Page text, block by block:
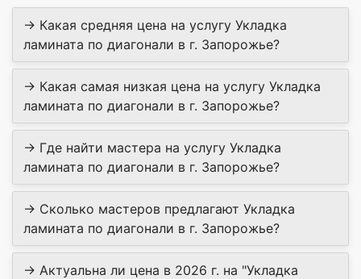
→ Какая средняя цена на услугу Укладка
ламината по диагонали в г. Запорожье?
→ Какая самая низкая цена на услугу Укладка
ламината по диагонали в г. Запорожье?
→ Где найти мастера на услугу Укладка
ламината по диагонали в г. Запорожье?
→ Сколько мастеров предлагают Укладка
ламината по диагонали в г. Запорожье?
→ Актуальна ли цена в 2026 г. на "Укладка